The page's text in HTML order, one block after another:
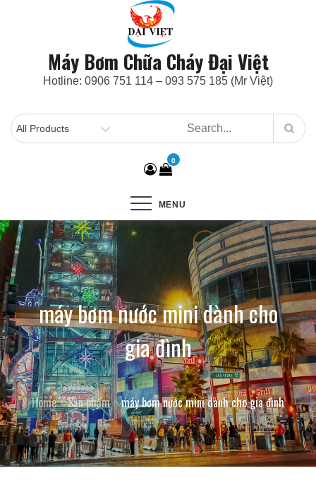
Máy Bơm Chữa Cháy Đại Việt
Hotline: 0906 751 114 – 093 575 185 (Mr Việt)
0
MENU
máy bơm nước mini dành cho
gia đình
Home Sản phẩm máy bơm nước mini dành cho gia đình